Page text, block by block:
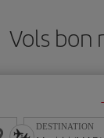
Vols bon
DESTINATION